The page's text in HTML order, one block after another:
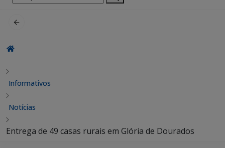
por:
Informativos
Notícias
Entrega de 49 casas rurais em Glória de Dourados